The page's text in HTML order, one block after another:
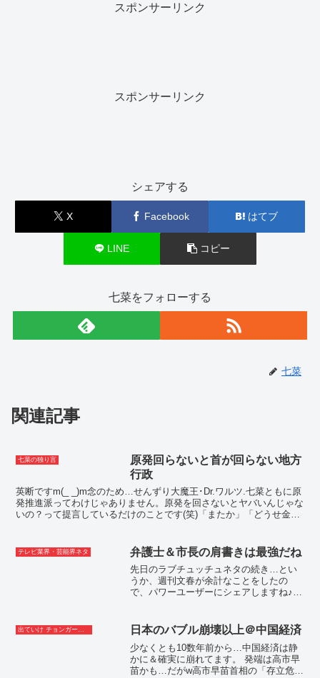
スポンサーリンク
スポンサーリンク
シェアする
X Facebook はてブ
LINE コピー
七菜をフォローする
七菜
関連記事
七菜の独り言
原発回らないと首が回らない地方
行政
英断ですm(_ _)m念のため…せんずり大魔王･Dr.ワルツ.七菜ともに原
発推進派ってわけじゃありません。原発を回さないとヤバいんじゃな
いの？って提言しているだけのことです(笑)「またか」「どうせ金目
テレビ業界・芸能界ネタ 弁護士＆市長の肩書きは最強だね
先日のラブチュッチュネタの続き…とい
うか、週刊文春が余計なことをしたの
で、パワーユーザーにシェアしますね♪仕
た小川晶市長＆弁護士は、緑の半被を着
ている市職員汚物優...
出ていけ チョンガー＆支那人 日本のバブル崩壊以上＠中国経済
少なくとも10数年前から…中国経済は静
かに＆確実に崩れてます。 発端は高市早
苗かも…だがw高市早苗首相の「存立危機